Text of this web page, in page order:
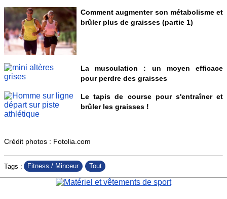
Comment augmenter son métabolisme et
brûler plus de graisses (partie 1)
La musculation : un moyen efficace
pour perdre des graisses
Le tapis de course pour s'entraîner et
brûler les graisses !
Crédit photos : Fotolia.com
Tags : Fitness / Minceur Tout